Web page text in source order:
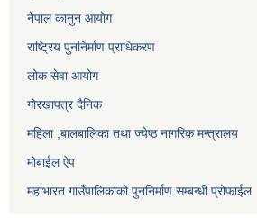
नेपाल कानुन आयोग
राष्ट्रिय पुननिर्माण प्राधिकरण
लोक सेवा आयोग
गोरखापत्र दैनिक
महिला ,बालबालिका तथा ज्येष्ठ नागरिक मन्त्रालय
मोबाईल ऐप
महाभारत गाउँपालिकाको पुननिर्माण सम्बन्धी प्रोफाईल